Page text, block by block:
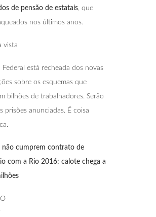
de pensão de estatais , que
nos últimos anos.
vista
Federal está recheada dos novas
sobre os esquemas que
bilhões de trabalhadores. Serão
prisões anunciadas. É coisa
não cumprem contrato de
com a Rio 2016: calote chega a